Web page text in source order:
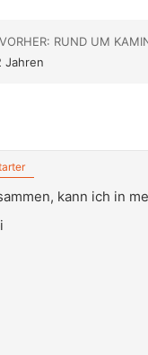
RUND UM
Jahren
kann ich in